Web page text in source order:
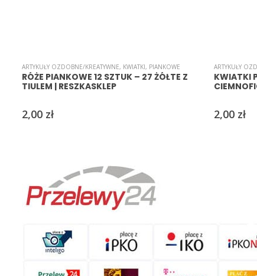
ARTYKUŁY OZDOBNE/KREATYWNE, KWIATKI, PIANKOWE
RÓŻE PIANKOWE 12 SZTUK – 27 ŻÓŁTE Z
TIULEM | RESZKASKLEP
2,00 zł
ARTYKUŁY
KWIATKI
2,00 zł